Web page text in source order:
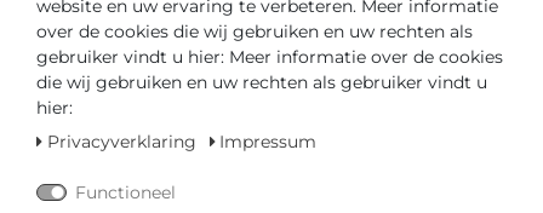
Klaar voor verzending in 4-5 dagen
website en uw ervaring te verbeteren. Meer informatie
over de cookies die wij gebruiken en uw rechten als
gebruiker vindt u hier: Meer informatie over de cookies
die wij gebruiken en uw rechten als gebruiker vindt u
hier:
Privacyverklaring
Impressum
Functioneel